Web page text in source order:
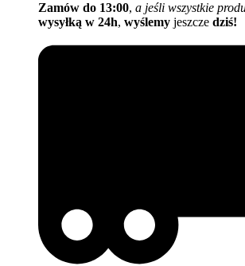
Zamów do 13:00, a jeśli wszystkie
wysyłką w 24h, wyślemy jeszcze dziś!